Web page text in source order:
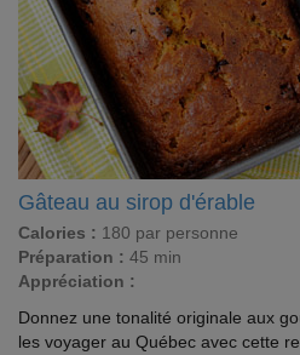
Gâteau au sirop d'érable
Calories : 180 par personne
Préparation : 45 min
Appréciation :
Donnez une tonalité originale aux
les voyager au Québec avec cette